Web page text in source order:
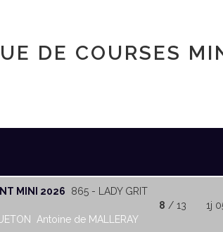
DE COURSES
MINI 2026
865 - LADY GRIT
Antoine de MALLERAY
8 / 13 1j